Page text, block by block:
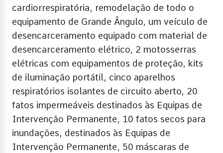
cardiorrespiratória, remodelação de todo o
equipamento de Grande Ângulo, um veículo de
desencarceramento equipado com material de
desencarceramento elétrico, 2 motosserras
elétricas com equipamentos de proteção, kits
de iluminação portátil, cinco aparelhos
respiratórios isolantes de circuito aberto, 20
fatos impermeáveis destinados às Equipas de
Intervenção Permanente, 10 fatos secos para
inundações, destinados às Equipas de
Intervenção Permanente, 50 máscaras de